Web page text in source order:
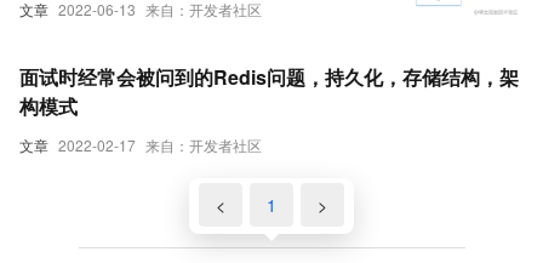
文章 2022-06-13 来自：开发者社区
文章 2022-02-17 来自：开发者社区
面试时经常会被问到的Redis问题，持久化，存储结构，架
构模式
< 1 >